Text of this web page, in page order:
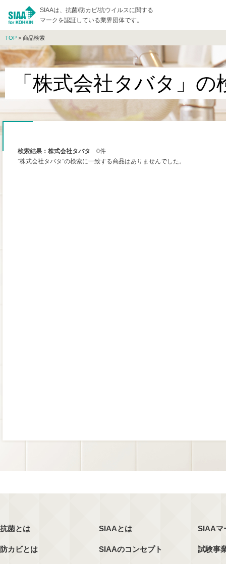
SIAAは、抗菌/防カビ/抗ウイルスに関する
マークを認証している業界団体です。
TOP > 商品検索
「株式会社タバタ」の
検索結果：株式会社タバタ 0件
”株式会社タバタ”の検索に一致する商品はありませんでした。
抗菌とは
防カビとは
SIAAとは
SIAAのコンセプト
SIAAマ
試験事